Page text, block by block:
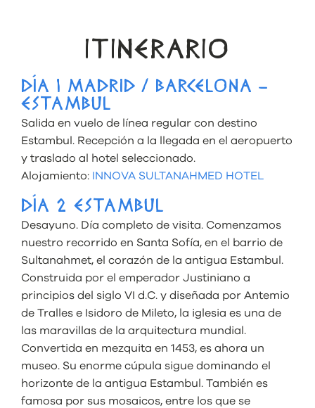
ITINERARIO
DÍA 1 MADRID / BARCELONA –
ESTAMBUL
Salida en vuelo de línea regular con destino
Estambul. Recepción a la llegada en el aeropuerto
y traslado al hotel seleccionado.
Alojamiento: INNOVA SULTANAHMED HOTEL
DÍA 2 ESTAMBUL
Desayuno. Día completo de visita. Comenzamos
nuestro recorrido en Santa Sofía, en el barrio de
Sultanahmet, el corazón de la antigua Estambul.
Construida por el emperador Justiniano a
principios del siglo VI d.C. y diseñada por Antemio
de Tralles e Isidoro de Mileto, la iglesia es una de
las maravillas de la arquitectura mundial.
Convertida en mezquita en 1453, es ahora un
museo. Su enorme cúpula sigue dominando el
horizonte de la antigua Estambul. También es
famosa por sus mosaicos, entre los que se